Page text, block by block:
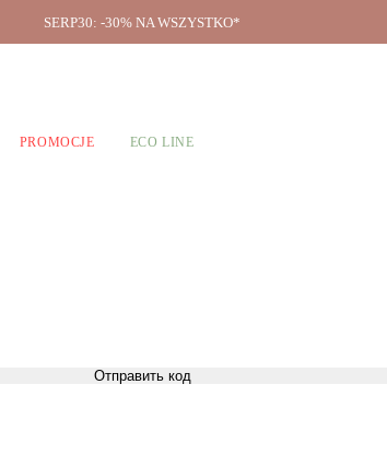
SERP30: -30% NA WSZYSTKO*
PROMOCJE ECO LINE
Отправить код